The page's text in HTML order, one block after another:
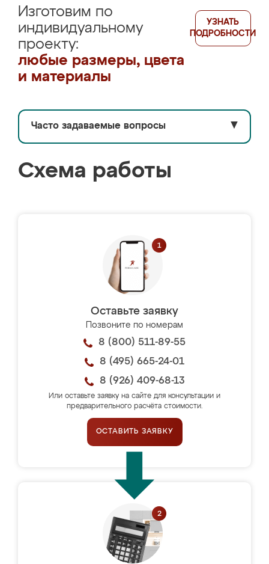
Изготовим по
индивидуальному
проекту:
любые размеры, цвета
и материалы
УЗНАТЬ
ПОДРОБНОСТИ
Часто задаваемые вопросы ▼
Схема работы
Оставьте заявку
Позвоните по номерам
8 (800) 511-89-55
8 (495) 665-24-01
8 (926) 409-68-13
Или оставьте заявку на сайте для консультации и
предварительного расчёта стоимости.
ОСТАВИТЬ ЗАЯВКУ